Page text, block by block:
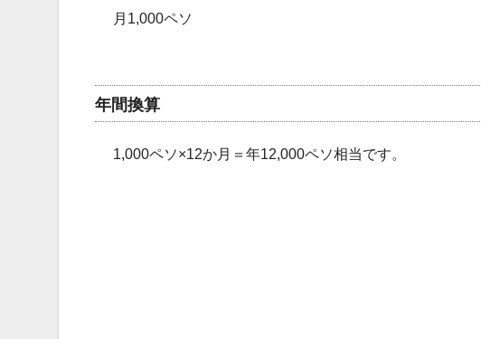
月1,000ペソ
年間換算
1,000ペソ×12か月＝年12,000ペソ相当です。